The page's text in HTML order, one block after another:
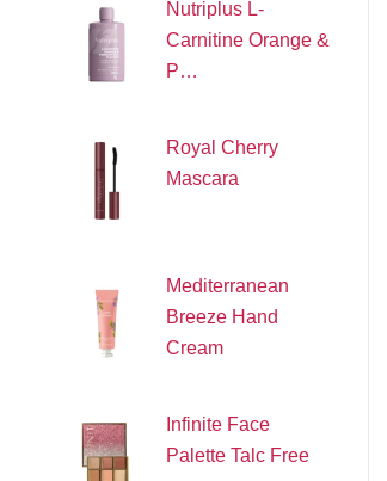
Nutriplus L-
Carnitine Orange &
P…
Royal Cherry
Mascara
Mediterranean
Breeze Hand
Cream
Infinite Face
Palette Talc Free